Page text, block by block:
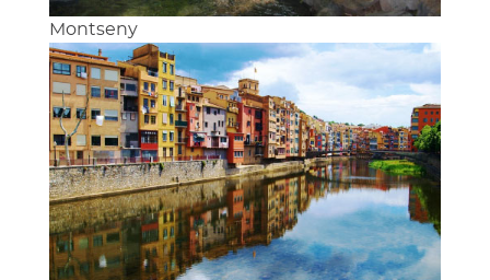
Montseny